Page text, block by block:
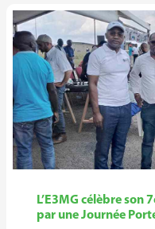
L’E3MG célèbre son
par une Journée